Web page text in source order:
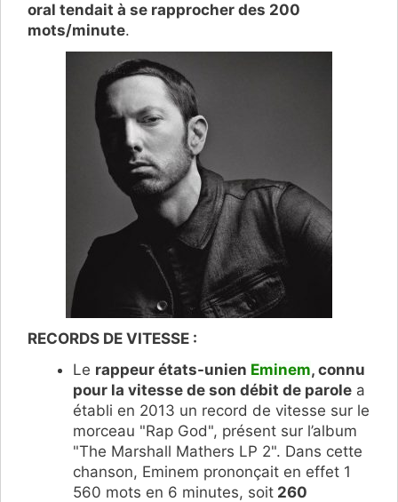
oral tendait à se rapprocher des 200
mots/minute.
RECORDS DE VITESSE :
Le rappeur états-unien Eminem, connu
pour la vitesse de son débit de parole a
établi en 2013 un record de vitesse sur le
morceau "Rap God", présent sur l’album
"The Marshall Mathers LP 2". Dans cette
chanson, Eminem prononçait en effet 1
560 mots en 6 minutes, soit 260